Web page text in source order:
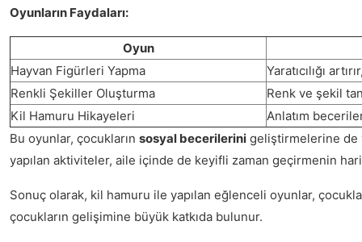
Oyunların Faydaları:
Oyun
Hayvan Figürleri Yapma
Yaratıcılığı
Renkli Şekiller Oluşturma
Renk ve şekil
Kil Hamuru Hikayeleri
Anlatım
Bu oyunlar, çocukların sosyal becerilerini geliştirmelerine de
yapılan aktiviteler, aile içinde de keyifli zaman geçirmenin
Sonuç olarak, kil hamuru ile yapılan eğlenceli oyunlar,
çocukların gelişimine büyük katkıda bulunur.